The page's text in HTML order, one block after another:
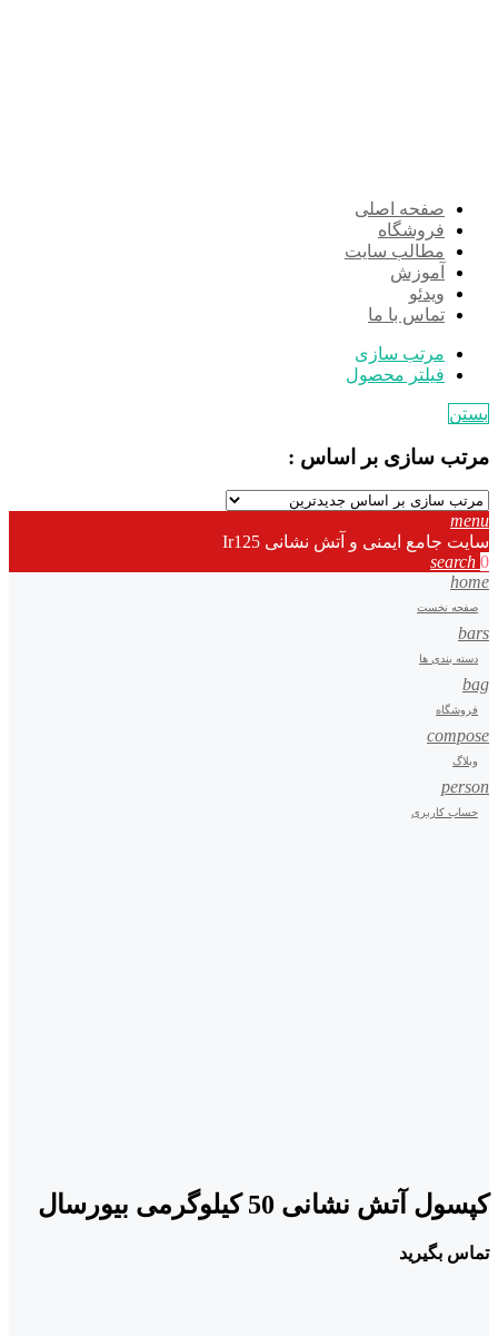
صفحه اصلی
فروشگاه
مطالب سایت
آموزش
ویدئو
تماس با ما
مرتب سازی
فیلتر محصول
بستن
مرتب سازی بر اساس :
menu
سایت جامع ایمنی و آتش نشانی Ir125
search 0
home
صفحه نخست
bars
دسته بندی ها
bag
فروشگاه
compose
وبلاگ
person
حساب کاربری
کپسول آتش نشانی 50 کیلوگرمی بیورسال
تماس بگیرید